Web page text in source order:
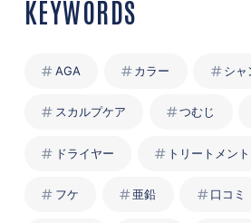
KEYWORDS
AGA カラー シャ
スカルプケア つむじ
ドライヤー トリートメント
フケ 亜鉛 口コミ